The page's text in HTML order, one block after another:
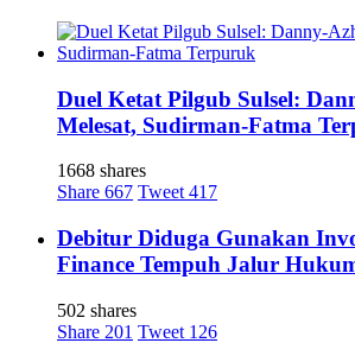
Duel Ketat Pilgub Sulsel:
Melesat, Sudirman-Fatma
1668 shares
Share 667 Tweet 417
Debitur Diduga Gunakan
Finance Tempuh Jalur
502 shares
Share 201 Tweet 126